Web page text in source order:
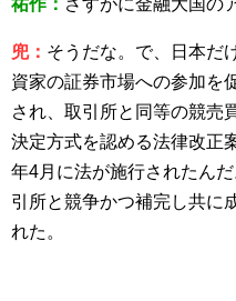
祐作： さすがに金融大国の
兜： そうだな。で、日本だ
資家の証券市場への参加を
され、取引所と同等の競売
決定方式を認める法律改正
年4月に法が施行されたん
引所と競争かつ補完し共に
れた。